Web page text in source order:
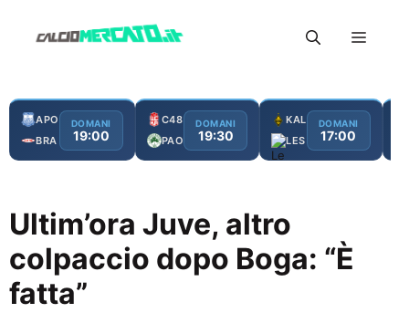
Menu
APO
BRA
DOMANI
19:00
C48
PAO
DOMANI
19:30
KAL
LES
DOMANI
17:00
Ultim’ora Juve, altro
colpaccio dopo Boga: “È
fatta”